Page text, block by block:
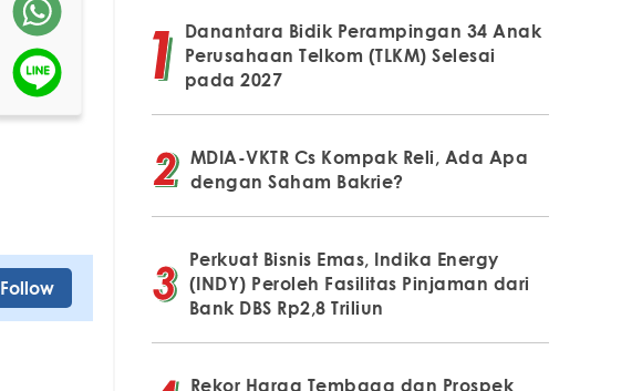
Follow
Danantara Bidik Perampingan 34 Anak
Perusahaan Telkom (TLKM) Selesai
pada 2027
MDIA-VKTR Cs Kompak Reli, Ada Apa
dengan Saham Bakrie?
Perkuat Bisnis Emas, Indika Energy
(INDY) Peroleh Fasilitas Pinjaman dari
Bank DBS Rp2,8 Triliun
Rekor Harga Tembaga dan Prospek